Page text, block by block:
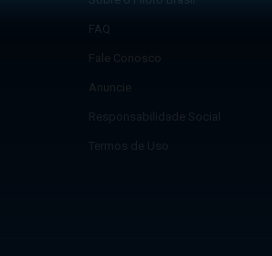
FAQ
Fale Conosco
Anuncie
Responsabilidade Social
Termos de Uso